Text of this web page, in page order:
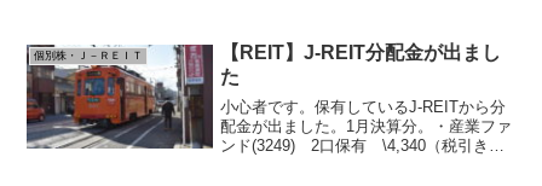
2.73% 連続増配59年 生活必需品セク
タ 累計6...
個別株・Ｊ－ＲＥＩＴ
【REIT】J-REIT分配金が出まし
た
小心者です。保有しているJ-REITから分
配金が出ました。1月決算分。・産業ファ
ンド(3249) 2口保有 \4,340（税引き